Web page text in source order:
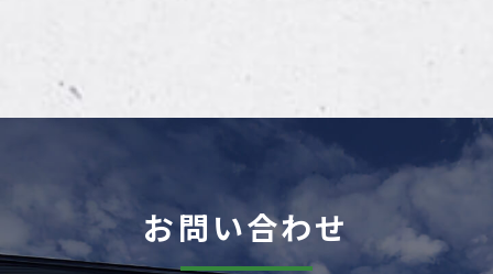
お問い合わせ